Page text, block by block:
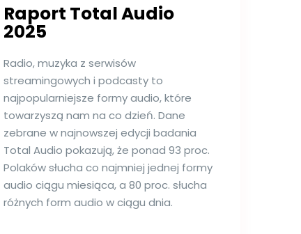
Raport Total Audio
2025
Radio, muzyka z serwisów
streamingowych i podcasty to
najpopularniejsze formy audio, które
towarzyszą nam na co dzień. Dane
zebrane w najnowszej edycji badania
Total Audio pokazują, że ponad 93 proc.
Polaków słucha co najmniej jednej formy
audio ciągu miesiąca, a 80 proc. słucha
różnych form audio w ciągu dnia.